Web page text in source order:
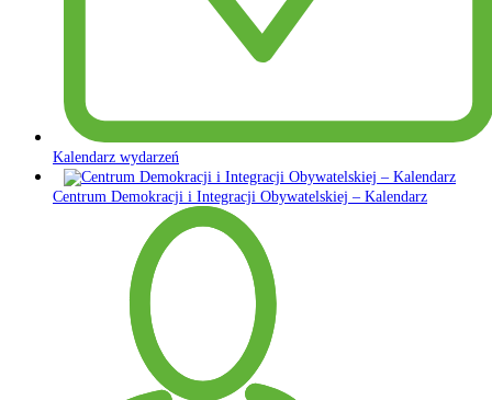
Kalendarz wydarzeń
Centrum Demokracji i Integracji Obywatelskiej – Kalendarz